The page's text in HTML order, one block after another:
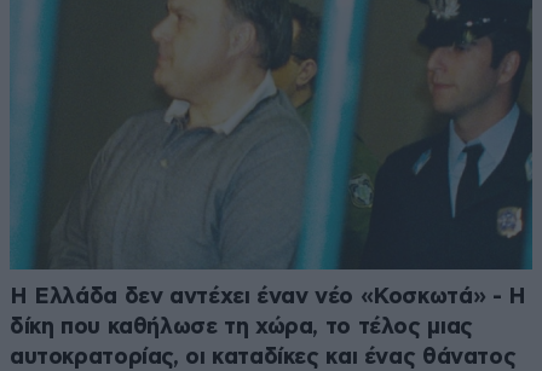
Η Ελλάδα δεν αντέχει έναν νέο «Κοσκωτά» - Η
δίκη που καθήλωσε τη χώρα, το τέλος μιας
αυτοκρατορίας, οι καταδίκες και ένας θάνατος